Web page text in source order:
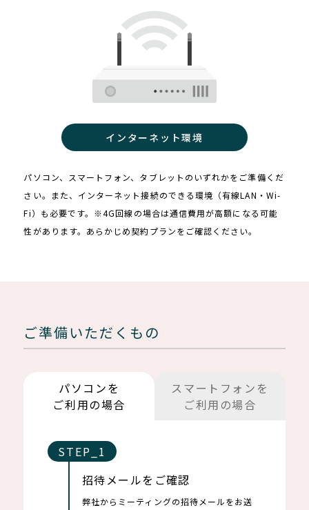
インターネット環境
パソコン、スマートフォン、タブレットのいずれかをご準備くだ
さい。また、インターネット接続のできる環境（有線LAN・Wi-
Fi）も必要です。※4G回線の場合は通信費用が高額になる可能
性があります。あらかじめ契約プランをご確認ください。
ご準備いただくもの
パソコンを
ご利用の場合
スマートフォンを
ご利用の場合
STEP_1
招待メールをご確認
弊社からミーティングの招待メールをお送
STEP_1
ZOOMをインストール
事前にZOOMアプリをダウンロードしてお